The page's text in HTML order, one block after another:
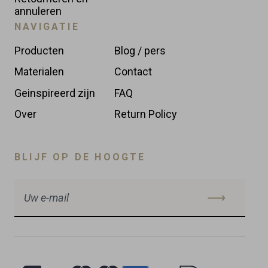
annuleren
NAVIGATIE
Producten
Materialen
Geinspireerd zijn
Over
Blog / pers
Contact
FAQ
Return Policy
BLIJF OP DE HOOGTE